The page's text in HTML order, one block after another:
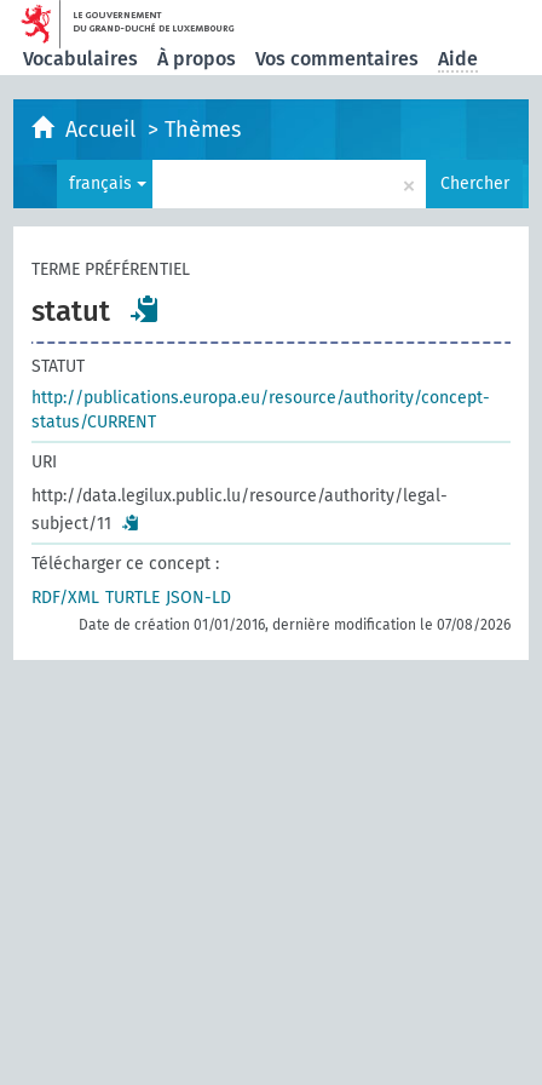
Vocabulaires À propos Vos commentaires Aide
Accueil >Thèmes
français × Chercher
TERME PRÉFÉRENTIEL
statut
STATUT
http://publications.europa.eu/resource/authority/concept-
status/CURRENT
URI
http://data.legilux.public.lu/resource/authority/legal-
subject/11
Télécharger ce concept :
RDF/XML TURTLE JSON-LD
Date de création 01/01/2016, dernière modification le 07/08/2026